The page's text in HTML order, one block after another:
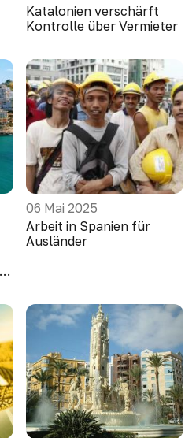
Katalonien verschärft
Kontrolle über Vermieter
06 Mai 2025
Arbeit in Spanien für
Ausländer